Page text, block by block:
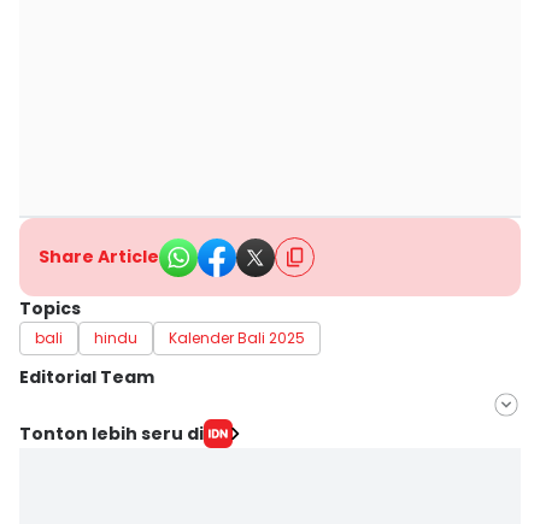
Share Article
Topics
bali hindu Kalender Bali 2025
Editorial Team
Editor
Tonton lebih seru di